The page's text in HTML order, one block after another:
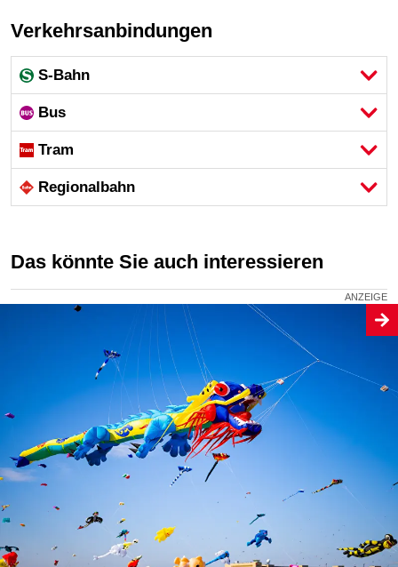
Verkehrsanbindungen
S-Bahn
Bus
Tram
Regional­bahn
Das könnte Sie auch interessieren